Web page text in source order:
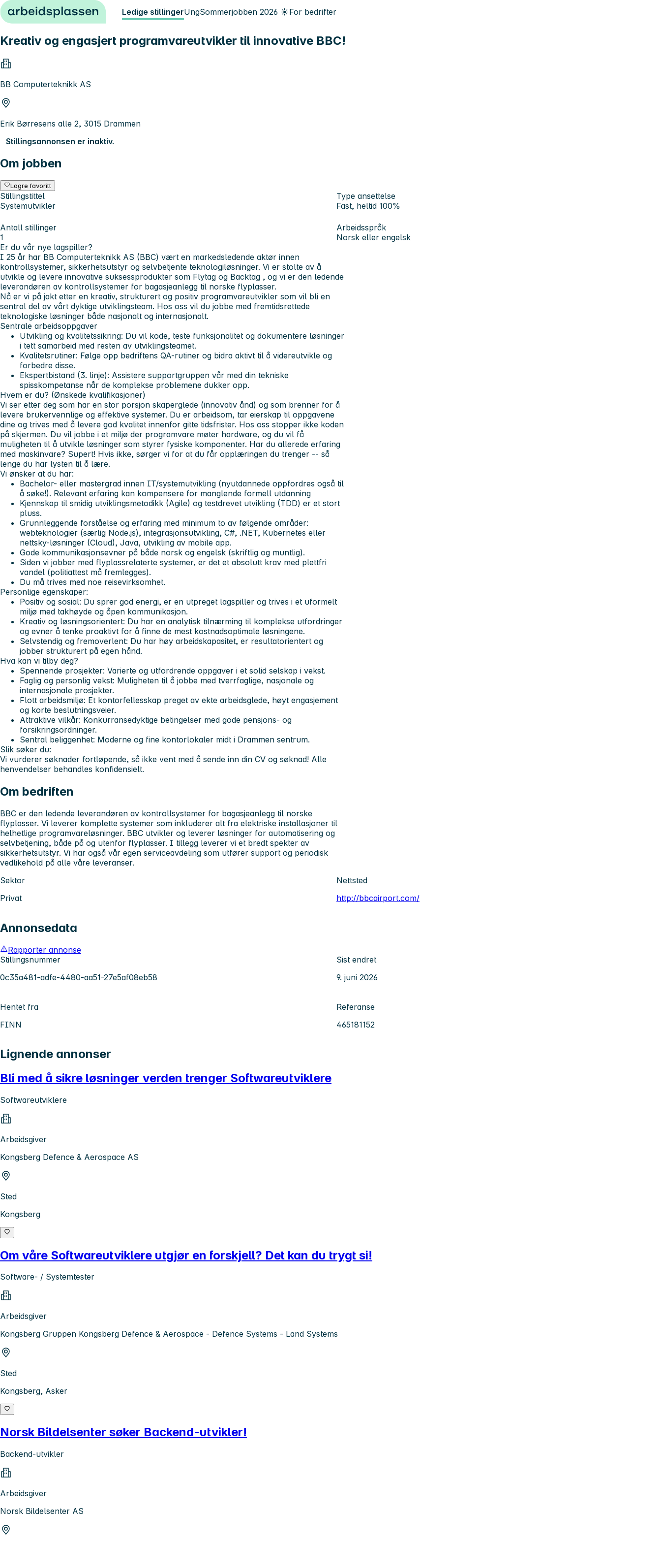
Hopp til innhold Ledige stillingerUngSommerjobben 2026 ☀️For bedrifter
Kreativ og engasjert programvareutvikler til innovative BBC!
BB Computerteknikk AS
Erik Børresens alle 2, 3015 Drammen
Stillingsannonsen er inaktiv.
Om jobben
Lagre favoritt
Stillingstittel
Systemutvikler
Type ansettelse
Fast, heltid 100%
Antall stillinger
1
Arbeidsspråk
Norsk eller engelsk
Er du vår nye lagspiller?
I 25 år har BB Computerteknikk AS (BBC) vært en markedsledende aktør innen
kontrollsystemer, sikkerhetsutstyr og selvbetjente teknologiløsninger. Vi er stolte av å
utvikle og levere innovative suksessprodukter som Flytag og Backtag , og vi er den ledende
leverandøren av kontrollsystemer for bagasjeanlegg til norske flyplasser.
Nå er vi på jakt etter en kreativ, strukturert og positiv programvareutvikler som vil bli en
sentral del av vårt dyktige utviklingsteam. Hos oss vil du jobbe med fremtidsrettede
teknologiske løsninger både nasjonalt og internasjonalt.
Sentrale arbeidsoppgaver
Utvikling og kvalitetssikring: Du vil kode, teste funksjonalitet og dokumentere løsninger
i tett samarbeid med resten av utviklingsteamet.
Kvalitetsrutiner: Følge opp bedriftens QA-rutiner og bidra aktivt til å videreutvikle og
forbedre disse.
Ekspertbistand (3. linje): Assistere supportgruppen vår med din tekniske
spisskompetanse når de komplekse problemene dukker opp.
Hvem er du? (Ønskede kvalifikasjoner)
Vi ser etter deg som har en stor porsjon skaperglede (innovativ ånd) og som brenner for å
levere brukervennlige og effektive systemer. Du er arbeidsom, tar eierskap til oppgavene
dine og trives med å levere god kvalitet innenfor gitte tidsfrister. Hos oss stopper ikke koden
på skjermen. Du vil jobbe i et miljø der programvare møter hardware, og du vil få
muligheten til å utvikle løsninger som styrer fysiske komponenter. Har du allerede erfaring
med maskinvare? Supert! Hvis ikke, sørger vi for at du får opplæringen du trenger -- så
lenge du har lysten til å lære.
Vi ønsker at du har:
Bachelor- eller mastergrad innen IT/systemutvikling (nyutdannede oppfordres også til
å søke!). Relevant erfaring kan kompensere for manglende formell utdanning
Kjennskap til smidig utviklingsmetodikk (Agile) og testdrevet utvikling (TDD) er et stort
pluss.
Grunnleggende forståelse og erfaring med minimum to av følgende områder:
webteknologier (særlig Node.js), integrasjonsutvikling, C#, .NET, Kubernetes eller
nettsky-løsninger (Cloud), Java, utvikling av mobile app.
Gode kommunikasjonsevner på både norsk og engelsk (skriftlig og muntlig).
Siden vi jobber med flyplassrelaterte systemer, er det et absolutt krav med plettfri
vandel (politiattest må fremlegges).
Du må trives med noe reisevirksomhet.
Personlige egenskaper:
Positiv og sosial: Du sprer god energi, er en utpreget lagspiller og trives i et uformelt
miljø med takhøyde og åpen kommunikasjon.
Kreativ og løsningsorientert: Du har en analytisk tilnærming til komplekse utfordringer
og evner å tenke proaktivt for å finne de mest kostnadsoptimale løsningene.
Selvstendig og fremoverlent: Du har høy arbeidskapasitet, er resultatorientert og
jobber strukturert på egen hånd.
Hva kan vi tilby deg?
Spennende prosjekter: Varierte og utfordrende oppgaver i et solid selskap i vekst.
Faglig og personlig vekst: Muligheten til å jobbe med tverrfaglige, nasjonale og
internasjonale prosjekter.
Flott arbeidsmiljø: Et kontorfellesskap preget av ekte arbeidsglede, høyt engasjement
og korte beslutningsveier.
Attraktive vilkår: Konkurransedyktige betingelser med gode pensjons- og
forsikringsordninger.
Sentral beliggenhet: Moderne og fine kontorlokaler midt i Drammen sentrum.
Slik søker du:
Vi vurderer søknader fortløpende, så ikke vent med å sende inn din CV og søknad! Alle
henvendelser behandles konfidensielt.
Om bedriften
BBC er den ledende leverandøren av kontrollsystemer for bagasjeanlegg til norske
flyplasser. Vi leverer komplette systemer som inkluderer alt fra elektriske installasjoner til
helhetlige programvareløsninger. BBC utvikler og leverer løsninger for automatisering og
selvbetjening, både på og utenfor flyplasser. I tillegg leverer vi et bredt spekter av
sikkerhetsutstyr. Vi har også vår egen serviceavdeling som utfører support og periodisk
vedlikehold på alle våre leveranser.
Sektor
Privat
Nettsted
http://bbcairport.com/
Annonsedata
Rapporter annonse
Stillingsnummer
0c35a481-adfe-4480-aa51-27e5af08eb58
Sist endret
9. juni 2026
Hentet fra
FINN
Referanse
465181152
Lignende annonser
Bli med å sikre løsninger verden trenger Softwareutviklere
Softwareutviklere
Arbeidsgiver
Kongsberg Defence & Aerospace AS
Sted
Kongsberg
Om våre Softwareutviklere utgjør en forskjell? Det kan du trygt si!
Software- / Systemtester
Arbeidsgiver
Kongsberg Gruppen Kongsberg Defence & Aerospace - Defence Systems - Land Systems
Sted
Kongsberg, Asker
Norsk Bildelsenter søker Backend-utvikler!
Backend-utvikler
Arbeidsgiver
Norsk Bildelsenter AS